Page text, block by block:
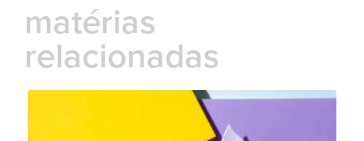
matérias
relacionadas